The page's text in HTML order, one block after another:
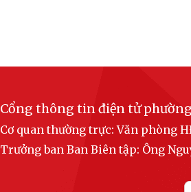
Cổng thông tin điện tử
Cơ quan thường trực: Văn phòng
Trưởng ban Ban Biên tập: Ông